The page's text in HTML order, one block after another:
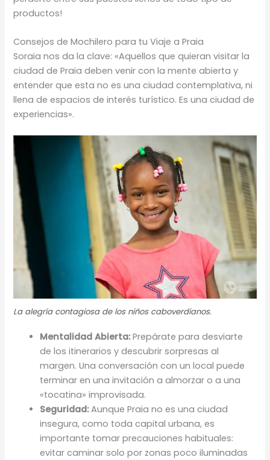
productos!
Consejos de Mochilero para tu Viaje a Praia
Soraia nos da la clave: «Aquellos que quieran visitar la
ciudad de Praia deben venir con la mente abierta y
entender que esta no es una ciudad contemplativa, ni
llena de espacios de interés turístico. Es una ciudad de
experiencias».
La alegría contagiosa de los niños caboverdianos.
Mentalidad Abierta:Prepárate para desviarte
de los itinerarios y descubrir sorpresas al
margen. Una conversación con un local puede
terminar en una invitación a almorzar o a una
«tocatina» improvisada.
Seguridad:Aunque Praia no es una ciudad
insegura, como toda capital urbana, es
importante tomar precauciones habituales:
evitar caminar solo por zonas poco iluminadas